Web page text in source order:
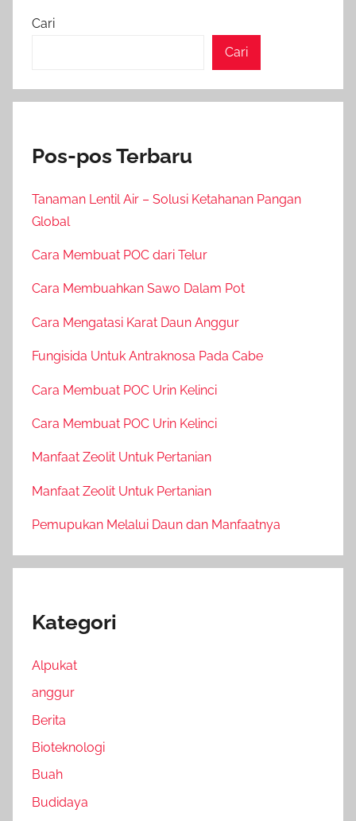
Cari
Cari
Pos-pos Terbaru
Tanaman Lentil Air – Solusi Ketahanan Pangan
Global
Cara Membuat POC dari Telur
Cara Membuahkan Sawo Dalam Pot
Cara Mengatasi Karat Daun Anggur
Fungisida Untuk Antraknosa Pada Cabe
Cara Membuat POC Urin Kelinci
Cara Membuat POC Urin Kelinci
Manfaat Zeolit Untuk Pertanian
Manfaat Zeolit Untuk Pertanian
Pemupukan Melalui Daun dan Manfaatnya
Kategori
Alpukat
anggur
Berita
Bioteknologi
Buah
Budidaya